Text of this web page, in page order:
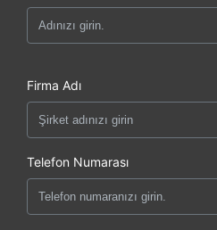
Firma Adı
Telefon Numarası